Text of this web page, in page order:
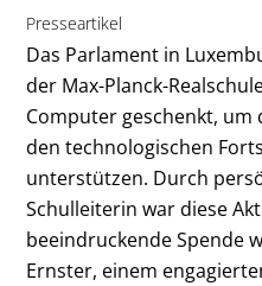
Presseartikel
Das Parlament in
der Max-Planck-
Computer geschenkt, um
den technologischen
unterstützen. Durch
Schulleiterin war diese
beeindruckende Spende
Ernster, einem